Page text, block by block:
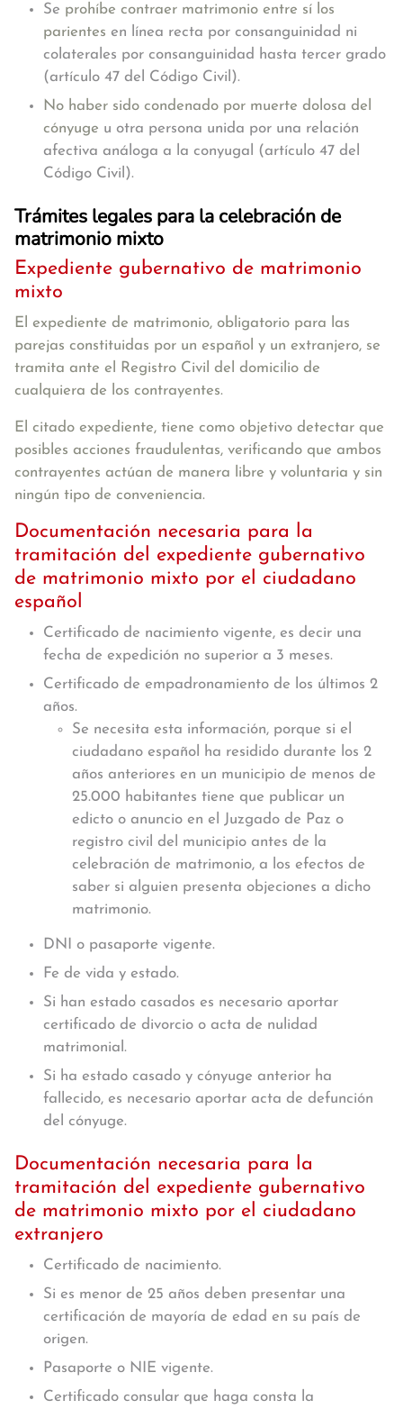
Se prohíbe contraer matrimonio entre sí los
parientes en línea recta por consanguinidad ni
colaterales por consanguinidad hasta tercer grado
(artículo 47 del Código Civil).
No haber sido condenado por muerte dolosa del
cónyuge u otra persona unida por una relación
afectiva análoga a la conyugal (artículo 47 del
Código Civil).
Trámites legales para la celebración de
matrimonio mixto
Expediente gubernativo de matrimonio
mixto
El expediente de matrimonio, obligatorio para las
parejas constituidas por un español y un extranjero, se
tramita ante el Registro Civil del domicilio de
cualquiera de los contrayentes.
El citado expediente, tiene como objetivo detectar que
posibles acciones fraudulentas, verificando que ambos
contrayentes actúan de manera libre y voluntaria y sin
ningún tipo de conveniencia.
Documentación necesaria para la
tramitación del expediente gubernativo
de matrimonio mixto por el ciudadano
español
Certificado de nacimiento vigente, es decir una
fecha de expedición no superior a 3 meses.
Certificado de empadronamiento de los últimos 2
años.
Se necesita esta información, porque si el
ciudadano español ha residido durante los 2
años anteriores en un municipio de menos de
25.000 habitantes tiene que publicar un
edicto o anuncio en el Juzgado de Paz o
registro civil del municipio antes de la
celebración de matrimonio, a los efectos de
saber si alguien presenta objeciones a dicho
matrimonio.
DNI o pasaporte vigente.
Fe de vida y estado.
Si han estado casados es necesario aportar
certificado de divorcio o acta de nulidad
matrimonial.
Si ha estado casado y cónyuge anterior ha
fallecido, es necesario aportar acta de defunción
del cónyuge.
Documentación necesaria para la
tramitación del expediente gubernativo
de matrimonio mixto por el ciudadano
extranjero
Certificado de nacimiento.
Si es menor de 25 años deben presentar una
certificación de mayoría de edad en su país de
origen.
Pasaporte o NIE vigente.
Certificado consular que haga consta la